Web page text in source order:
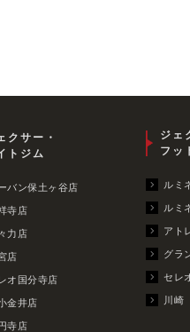
クサー・
トジム
バン保土ヶ谷店
寺店
力店
店
オ国分寺店
金井店
寺店
ジェ
フッ
ルミ
ルミ
アト
グラ
セレ
川崎